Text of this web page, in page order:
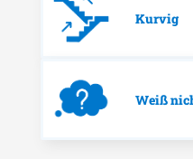
Kurvig
Weiß